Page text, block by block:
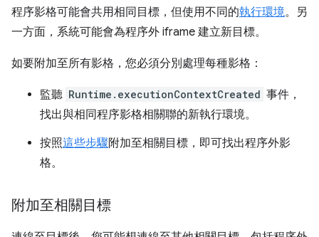
程序影格可能會共用相同目標，但使用不同的執行環境。另
一方面，系統可能會為程序外 iframe 建立新目標。
如要附加至所有影格，您必須分別處理每種影格：
監聽 Runtime.executionContextCreated 事件，
找出與相同程序影格相關聯的新執行環境。
按照這些步驟附加至相關目標，即可找出程序外影
格。
附加至相關目標